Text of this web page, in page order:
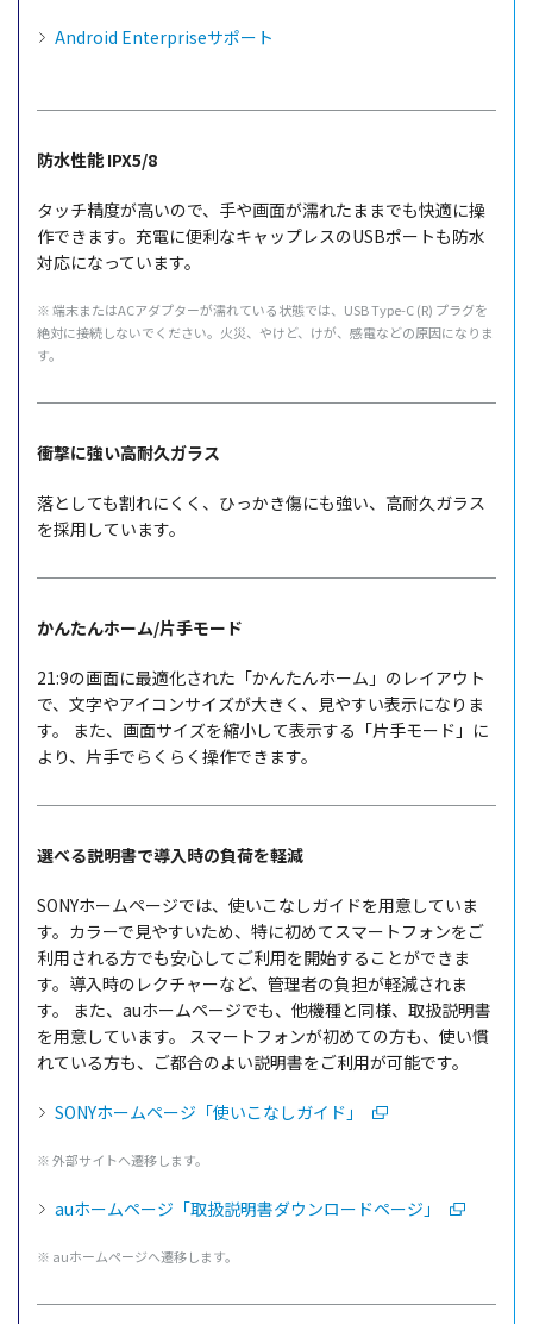
Android Enterpriseサポート
防水性能 IPX5/8
タッチ精度が高いので、手や画面が濡れたままでも快適に操
作できます。充電に便利なキャップレスのUSBポートも防水
対応になっています。
※ 端末またはACアダプターが濡れている状態では、USB Type-C (R) プラグを
絶対に接続しないでください。火災、やけど、けが、感電などの原因になりま
す。
衝撃に強い高耐久ガラス
落としても割れにくく、ひっかき傷にも強い、高耐久ガラス
を採用しています。
かんたんホーム/片手モード
21:9の画面に最適化された「かんたんホーム」のレイアウト
で、文字やアイコンサイズが大きく、見やすい表示になりま
す。
また、画面サイズを縮小して表示する「片手モード」に
より、片手でらくらく操作できます。
選べる説明書で導入時の負荷を軽減
SONYホームページでは、使いこなしガイドを用意していま
す。カラーで見やすいため、特に初めてスマートフォンをご
利用される方でも安心してご利用を開始することができま
す。導入時のレクチャーなど、管理者の負担が軽減されま
す。
また、auホームページでも、他機種と同様、取扱説明書
を用意しています。
スマートフォンが初めての方も、使い慣
れている方も、ご都合のよい説明書をご利用が可能です。
SONYホームページ「使いこなしガイド」
※ 外部サイトへ遷移します。
auホームページ「取扱説明書ダウンロードページ」
※ auホームページへ遷移します。